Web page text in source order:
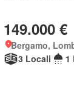
149.000 €
Bergamo,
3 Locali
1